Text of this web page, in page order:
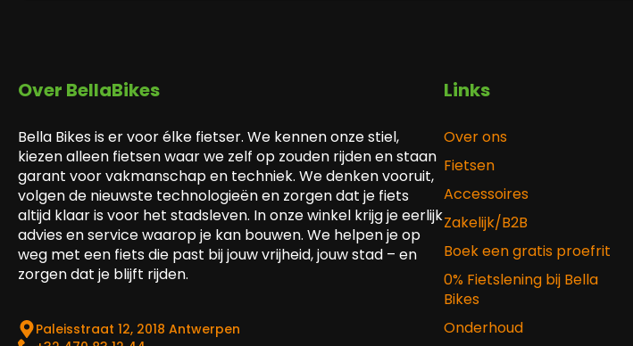
Over BellaBikes
Bella Bikes is er voor élke fietser. We kennen onze stiel,
kiezen alleen fietsen waar we zelf op zouden rijden en staan
garant voor vakmanschap en techniek. We denken vooruit,
volgen de nieuwste technologieën en zorgen dat je fiets
altijd klaar is voor het stadsleven. In onze winkel krijg je eerlijk
advies en service waarop je kan bouwen. We helpen je op
weg met een fiets die past bij jouw vrijheid, jouw stad – en
zorgen dat je blijft rijden.
Paleisstraat 12, 2018 Antwerpen
Links
Over ons
Fietsen
Accessoires
Zakelijk/B2B
Boek een gratis proefrit
0% Fietslening bij Bella
Bikes
Onderhoud